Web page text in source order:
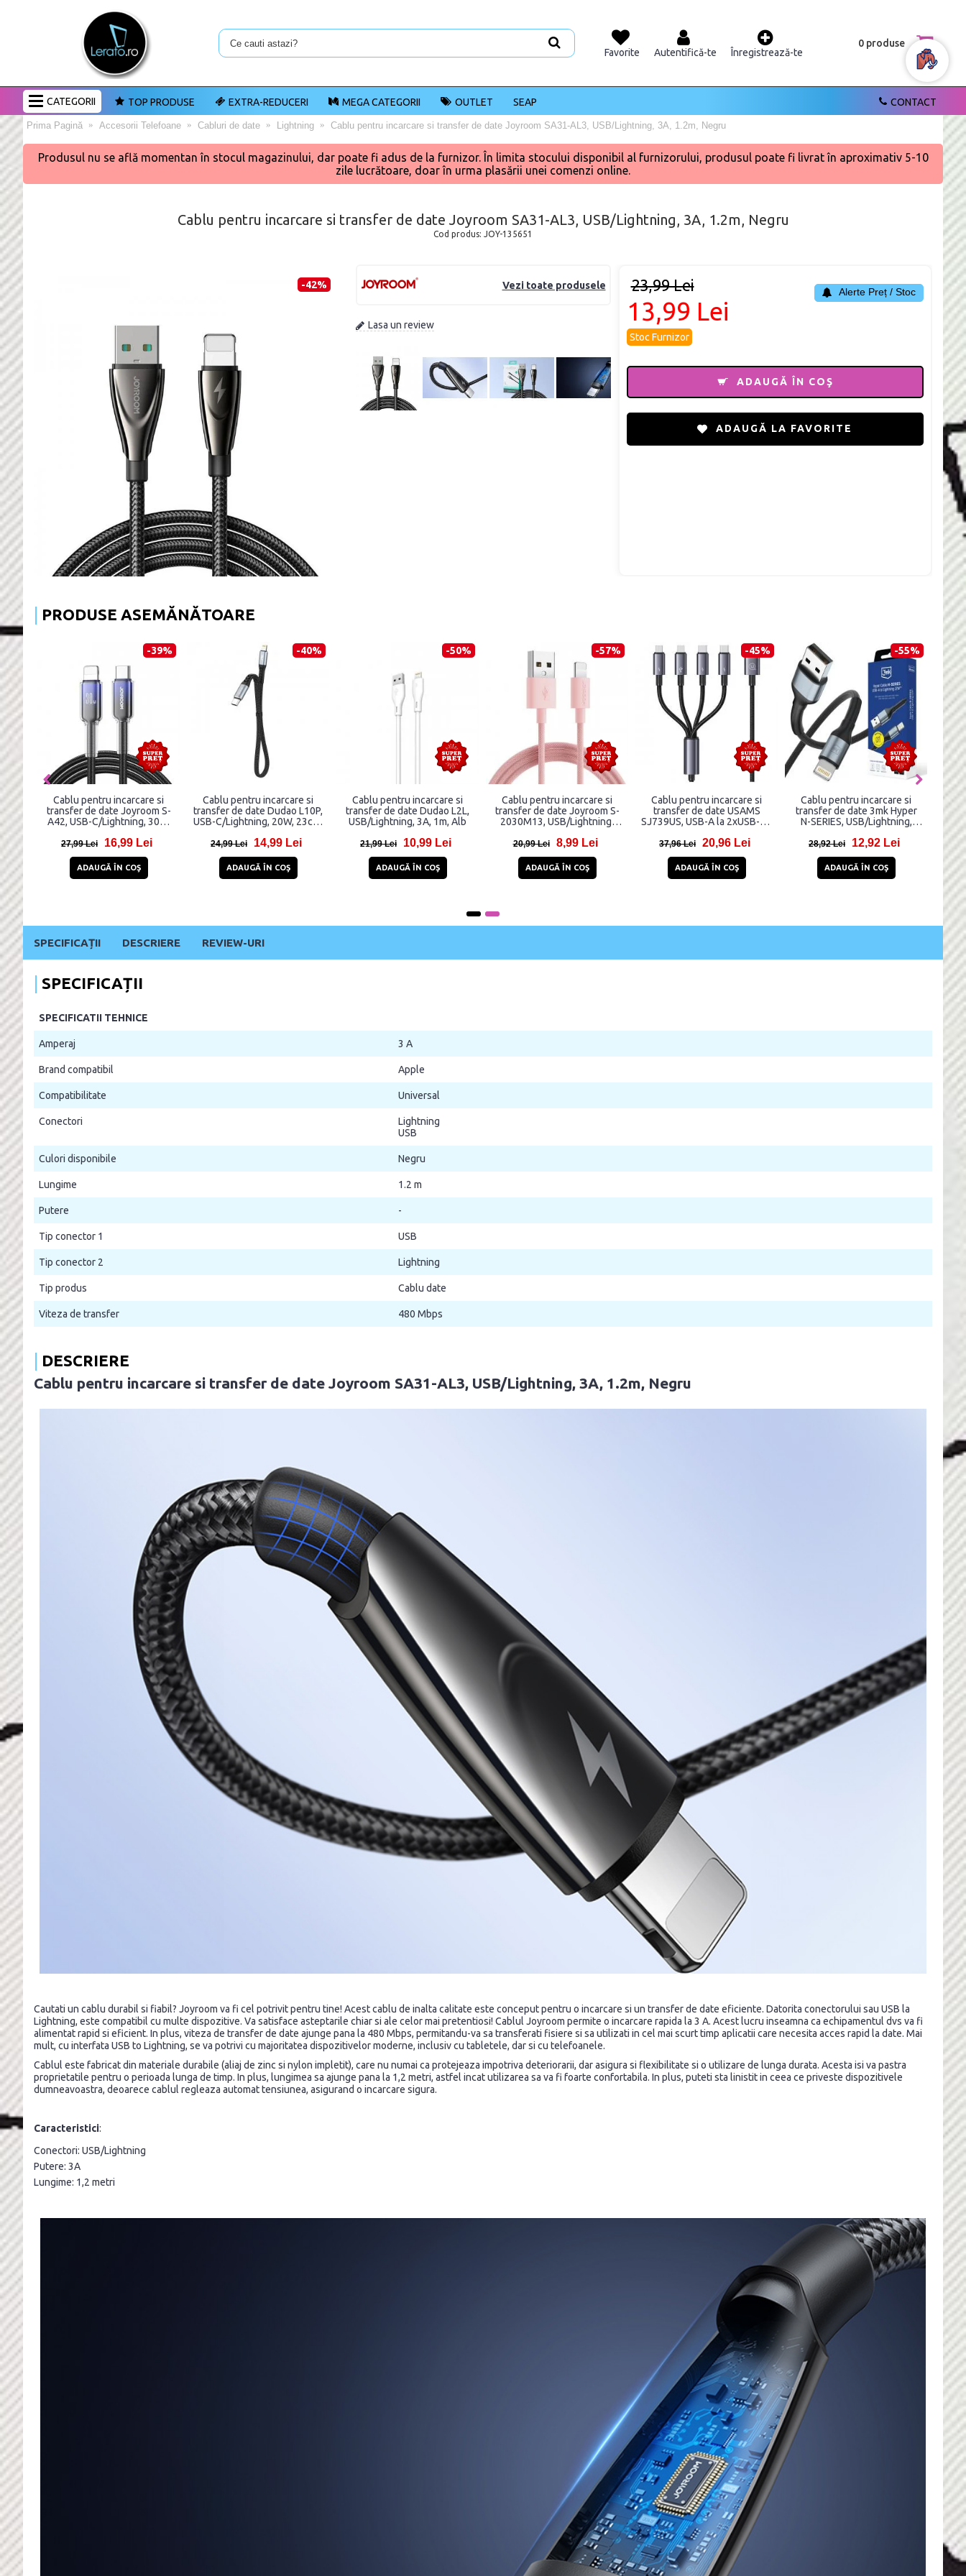
Favorite Autentifică-te Înregistrează-te
0 produse
CATEGORII CONTACT
TOP PRODUSE EXTRA-REDUCERI MEGA CATEGORII OUTLET SEAP
Prima Pagină Accesorii Telefoane Cabluri de date Lightning Cablu pentru incarcare si transfer de date Joyroom SA31-AL3, USB/Lightning, 3A, 1.2m, Negru
Produsul nu se află momentan în stocul magazinului, dar poate fi adus de la furnizor. În limita stocului disponibil al furnizorului, produsul poate fi livrat în aproximativ 5-10
zile lucrătoare, doar în urma plasării unei comenzi online.
Cablu pentru incarcare si transfer de date Joyroom SA31-AL3, USB/Lightning, 3A, 1.2m, Negru
Cod produs: JOY-135651
-42% Vezi toate produsele
Lasa un review
23,99 Lei
13,99 Lei
Stoc Furnizor
Alerte Preț / Stoc
ADAUGĂ ÎN COŞ
ADAUGĂ LA FAVORITE
PRODUSE ASEMĂNĂTOARE
-52%
Cablu pentru incarcare si
transfer de date Baseus
Cafule USB/Lightning 3m
14,81 Lei
ADAUGĂ ÎN COŞ
-42%
Cablu pentru incarcare si
transfer date Mcdodo CA-
1030 cu display, USB-
Negru
24,92 Lei
ADAUGĂ ÎN COŞ
-31%
Cablu pentru incarcare si
transfer date Mcdodo CA-
3600, USB-C/Lightning, 36W,
24,89 Lei
ADAUGĂ ÎN COŞ
-39%
Cablu pentru incarcare si
transfer de date Joyroom S-
A42, USB-C/Lightning, 30W,
16,99 Lei
ADAUGĂ ÎN COŞ
-40%
Cablu pentru incarcare si
transfer de date Dudao L10P,
USB-C/Lightning, 20W, 23cm,
14,99 Lei
ADAUGĂ ÎN COŞ
-50%
Cablu pentru incarcare si
transfer de date Dudao L2L,
USB/Lightning, 3A, 1m, Alb
10,99 Lei
ADAUGĂ ÎN COŞ
Cablu
transfer de
2030M13,
2.4A,
20,99 Lei
SPECIFICAȚII DESCRIERE REVIEW-URI
SPECIFICAȚII
SPECIFICATII TEHNICE
Amperaj 3 A
Brand compatibil Apple
Compatibilitate Universal
Conectori
Lightning
USB
Culori disponibile Negru
Lungime 1.2 m
Putere -
Tip conector 1 USB
Tip conector 2 Lightning
Tip produs Cablu date
Viteza de transfer 480 Mbps
DESCRIERE
Cablu pentru incarcare si transfer de date Joyroom SA31-AL3, USB/Lightning, 3A, 1.2m, Negru
Cautati un cablu durabil si fiabil? Joyroom va fi cel potrivit pentru tine! Acest cablu de inalta calitate este conceput pentru o incarcare si un transfer de date eficiente. Datorita conectorului sau USB la
Lightning, este compatibil cu multe dispozitive. Va satisface asteptarile chiar si ale celor mai pretentiosi! Cablul Joyroom permite o incarcare rapida la 3 A. Acest lucru inseamna ca echipamentul dvs va fi
alimentat rapid si eficient. In plus, viteza de transfer de date ajunge pana la 480 Mbps, permitandu-va sa transferati fisiere si sa utilizati in cel mai scurt timp aplicatii care necesita acces rapid la date. Mai
mult, cu interfata USB to Lightning, se va potrivi cu majoritatea dispozitivelor moderne, inclusiv cu tabletele, dar si cu telefoanele.
Cablul este fabricat din materiale durabile (aliaj de zinc si nylon impletit), care nu numai ca protejeaza impotriva deteriorarii, dar asigura si flexibilitate si o utilizare de lunga durata. Acesta isi va pastra
proprietatile pentru o perioada lunga de timp. In plus, lungimea sa ajunge pana la 1,2 metri, astfel incat utilizarea sa va fi foarte confortabila. In plus, puteti sta linistit in ceea ce priveste dispozitivele
dumneavoastra, deoarece cablul regleaza automat tensiunea, asigurand o incarcare sigura.
Caracteristici:
Conectori: USB/Lightning
Putere: 3A
Lungime: 1,2 metri